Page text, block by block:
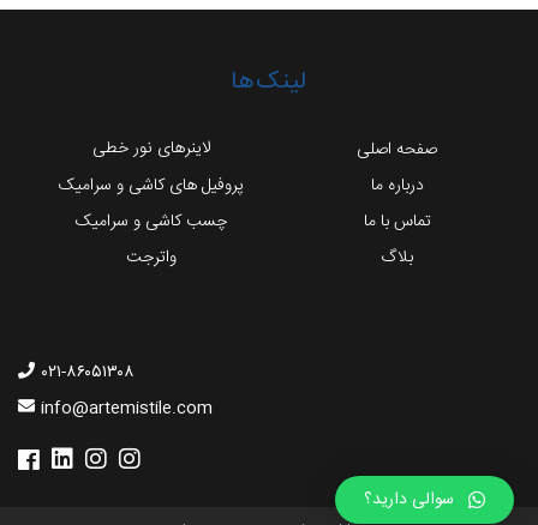
لینک‌ها
صفحه اصلی
لاینرهای نور خطی
درباره ما
پروفیل های کاشی و سرامیک
تماس با ما
چسب کاشی و سرامیک
بلاگ
واترجت
۰۲۱-۸۶۰۵۱۳۰۸
info@artemistile.com
سوالی دارید؟